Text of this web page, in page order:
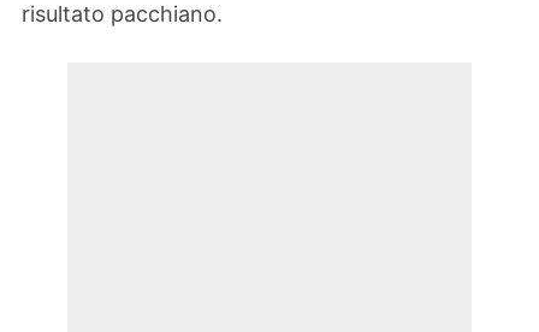
risultato pacchiano.